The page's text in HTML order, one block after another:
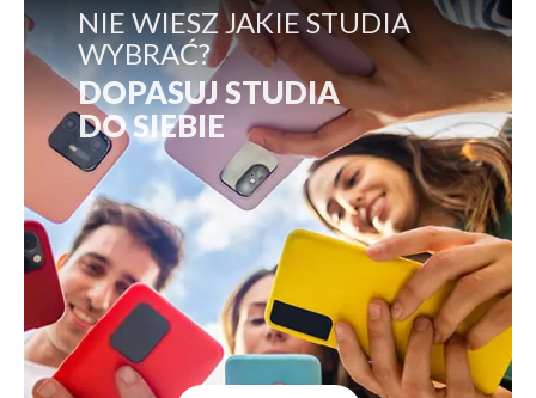
NIE WIESZ JAKIE STUDIA
WYBRAĆ?
DOPASUJ STUDIA
DO SIEBIE